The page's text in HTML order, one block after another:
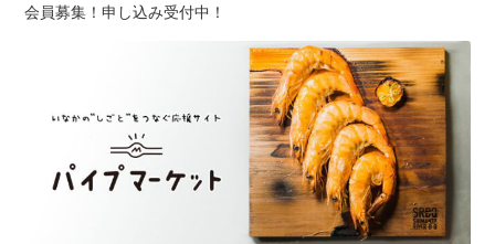
会員募集！申し込み受付中！